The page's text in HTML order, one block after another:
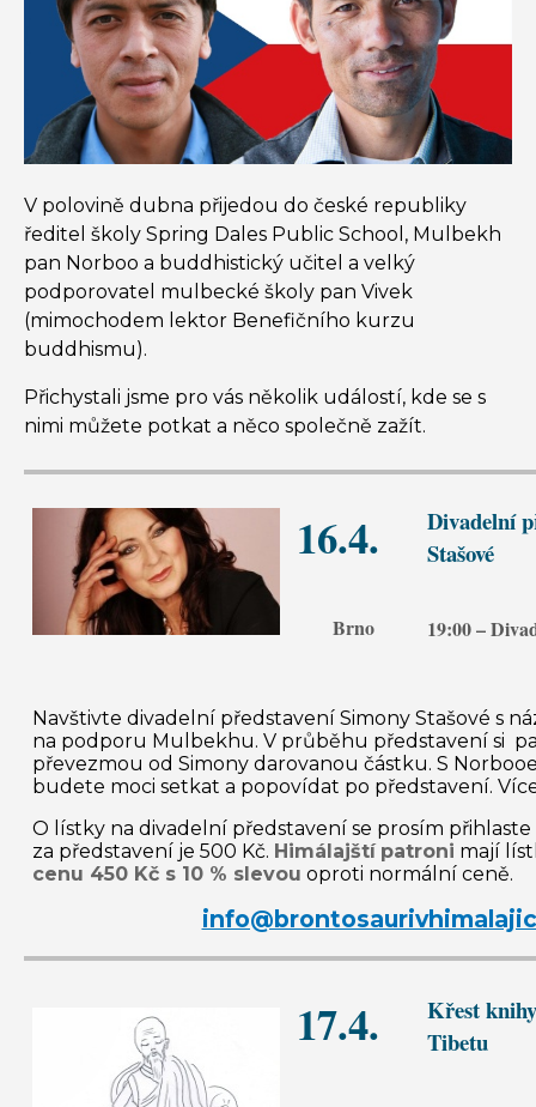
V polovině dubna přijedou do české republiky
ředitel školy Spring Dales Public School , Mulbekh
pan Norboo a buddhistický učitel a velký
podporovatel mulbecké školy pan Vivek
(mimochodem lektor Benefičního kurzu
buddhismu).
Přichystali jsme pro vás několik událostí, kde se s
nimi můžete potkat a něco společně zažít.
16.4.
Brno
Divadelní
Stašové
19:00 –
Navštivte divadelní představení Simony Stašové s
na podporu Mulbekhu. V průběhu představení si
převezmou od Simony darovanou částku. S
budete moci setkat a popovídat po představení.
O lístky na divadelní představení se prosím přihlaste
za představení je 500 Kč. Himálajští patroni mají
cenu 450 Kč s 10 % slevou oproti normální ceně.
17.4.
Křest
Tibetu